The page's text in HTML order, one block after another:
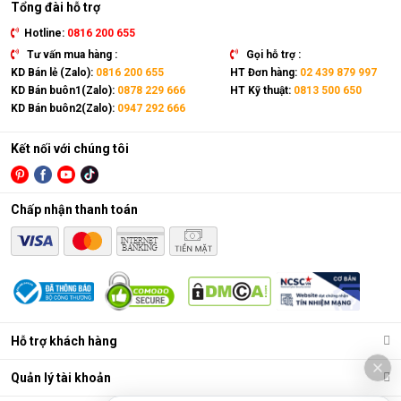
Điều hòa di động là gì?
Các chức năng chính của máy bao gồm: Làm lạnh, quạt gió,
hút ẩm và lọc khí. Bên cạnh đó, dòng sản phẩm này còn được
trang bị thêm khá nhiều tính năng và tiện ích đi kèm như: Hẹn
giờ, khóa trẻ em, remote, kết nối wifi,...
Tổng đài hỗ trợ
Hotline: 0816 200 655
Tư vấn mua hàng :
KD Bán lẻ (Zalo): 0816 200 655
KD Bán buôn1(Zalo): 0878 229 666
KD Bán buôn2(Zalo): 0947 292 666
Gọi hỗ trợ :
HT Đơn hàng: 02 439 879 997
HT Kỹ thuật: 0813 500 650
Hỗ trợ khách hàng
Quản lý tài khoản
Kết nối với chúng tôi
Chấp nhận thanh toán